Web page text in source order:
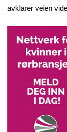
avklarer veien